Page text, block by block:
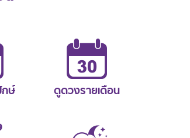
กษ์ ดูดวงรายเดือน